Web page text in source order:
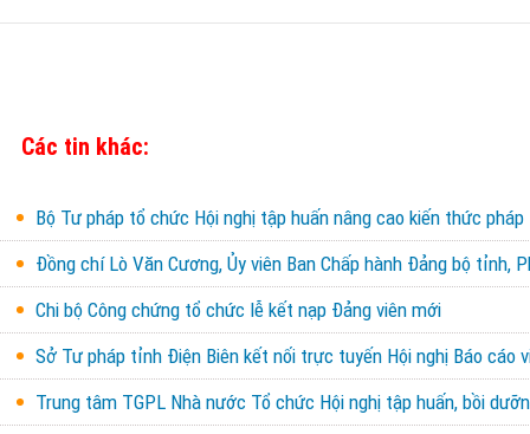
Các tin khác:
Bộ Tư pháp tổ chức Hội nghị tập huấn nâng cao kiến thức
Đồng chí Lò Văn Cương, Ủy viên Ban Chấp hành Đảng bộ
Chi bộ Công chứng tổ chức lễ kết nạp Đảng viên mới
Sở Tư pháp tỉnh Điện Biên kết nối trực tuyến Hội nghị Báo cáo
Trung tâm TGPL Nhà nước Tổ chức Hội nghị tập huấn, bồi